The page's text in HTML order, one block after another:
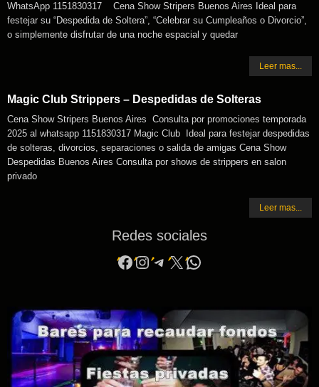
WhatsApp 1151830317 Cena Show Stripers Buenos Aires Ideal para
festejar su “Despedida de Soltera”, “Celebrar su Cumpleaños o Divorcio”,
o simplemente disfrutar de una noche espacial y quedar
Leer mas...
Magic Club Strippers – Despedidas de Solteras
Cena Show Stripers Buenos Aires Consulta por promociones temporada
2025 al whatsapp 1151830317 Magic Club Ideal para festejar despedidas
de solteras, divorcios, separaciones o salida de amigas Cena Show
Despedidas Buenos Aires Consulta por shows de strippers en salon
privado
Leer mas...
Redes sociales
Facebook
Instagram
Telegram
X WhatsApp